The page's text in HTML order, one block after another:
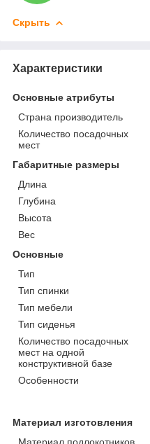
Скрыть
Характеристики
Основные атрибуты
Страна производитель
Количество посадочных
мест
Габаритные размеры
Длина
Глубина
Высота
Вес
Основные
Тип
Тип спинки
Тип мебели
Тип сиденья
Количество посадочных
мест на одной
конструктивной базе
Особенности
Материал изготовления
Материал подлокотников